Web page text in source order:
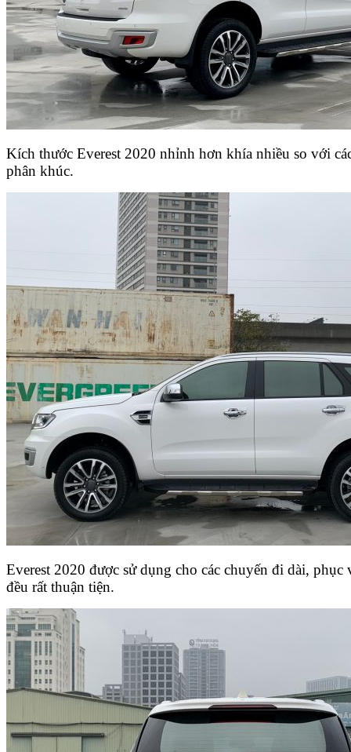
Kích thước Everest 2020 nhỉnh hơn khía nhiều so với
phân khúc.
Everest 2020 được sử dụng cho các chuyến đi dài,
đều rất thuận tiện.